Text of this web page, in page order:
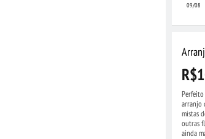
09/08
Perfeito
arranjo
mistas
outras
ainda